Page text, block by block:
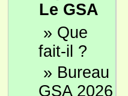
Le GSA
» Que
fait-il ?
» Bureau
GSA 2026